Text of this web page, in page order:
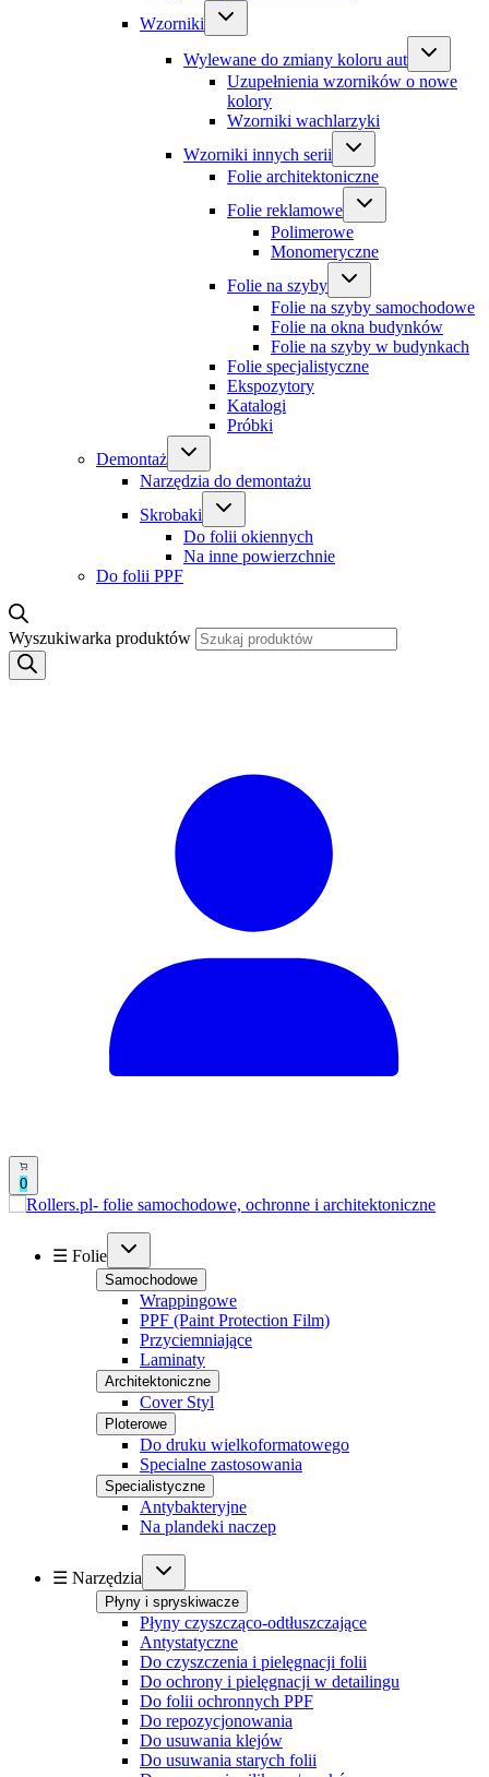
Wzorniki
Wylewane do zmiany koloru aut
Uzupełnienia wzorników o nowe
kolory
Wzorniki wachlarzyki
Wzorniki innych serii
Folie architektoniczne
Folie reklamowe
Polimerowe
Monomeryczne
Folie na szyby
Folie na szyby samochodowe
Folie na okna budynków
Folie na szyby w budynkach
Folie specjalistyczne
Ekspozytory
Katalogi
Próbki
Demontaż
Narzędzia do demontażu
Skrobaki
Do folii okiennych
Na inne powierzchnie
Do folii PPF
Wyszukiwarka produktów
0
☰ Folie
Samochodowe
Wrappingowe
PPF (Paint Protection Film)
Przyciemniające
Laminaty
Architektoniczne
Cover Styl
Ploterowe
Do druku wielkoformatowego
Specialne zastosowania
Specialistyczne
Antybakteryjne
Na plandeki naczep
☰ Narzędzia
Płyny i spryskiwacze
Płyny czyszcząco-odtłuszczające
Antystatyczne
Do czyszczenia i pielęgnacji folii
Do ochrony i pielęgnacji w detailingu
Do folii ochronnych PPF
Do repozycjonowania
Do usuwania klejów
Do usuwania starych folii